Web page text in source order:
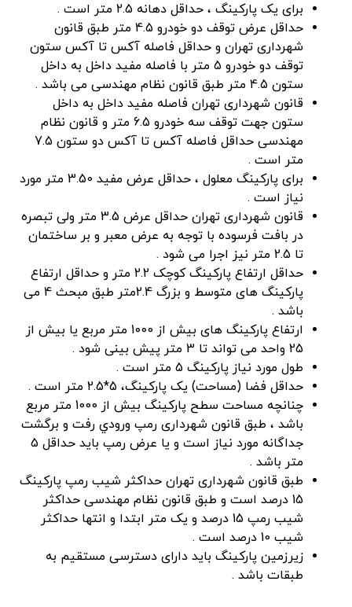
برای یک پارکینگ ، حداقل دهانه 2.5 متر است .
حداقل عرض توقف دو خودرو 4.5 متر طبق قانون
شهرداری تهران و حداقل فاصله آکس تا آکس ستون
توقف دو خودرو 5 متر با فاصله مفید داخل به داخل
ستون 4.5 متر طبق قانون نظام مهندسی می باشد .
قانون شهرداری تهران فاصله مفید داخل به داخل
ستون جهت توقف سه خودرو 6.5 متر و قانون نظام
مهندسی حداقل فاصله آکس تا آکس دو ستون 7.5
متر است .
برای پارکینگ معلول ، حداقل عرض مفید 3.50 متر مورد
نیاز است .
قانون شهرداری تهران حداقل عرض 3.5 متر ولی تبصره
در بافت فرسوده با توجه به عرض معبر و بر ساختمان
تا 2.5 متر نیز اجرا می شود .
حداقل ارتفاع پارکینگ کوچک 2.2 متر و حداقل ارتفاع
پارکینگ های متوسط و بزرگ 2.4متر طبق مبحث 4 می
باشد .
ارتفاع پارکینگ های بیش از 1000 متر مربع یا بیش از
25 واحد می تواند تا 3 متر پیش بینی شود .
طول مورد نیاز پارکینگ 5 متر است .
حداقل فضا (مساحت) یک پارکینگ، 5*2.5 متر است .
چنانچه مساحت سطح پارکینگ بیش از 1000 متر مربع
باشد ، طبق قانون شهرداری رمپ ورودي رفت و برگشت
جداگانه مورد نیاز است و یا عرض رمپ باید حداقل 5
متر باشد .
طبق قانون شهرداری تهران حداکثر شیب رمپ پارکینگ
15 درصد است و طبق قانون نظام مهندسی حداکثر
شیب رمپ 15 درصد و یک متر ابتدا و انتها حداکثر
شیب 10 درصد است .
زیرزمین پارکینگ باید دارای دسترسی مستقیم به
طبقات باشد .